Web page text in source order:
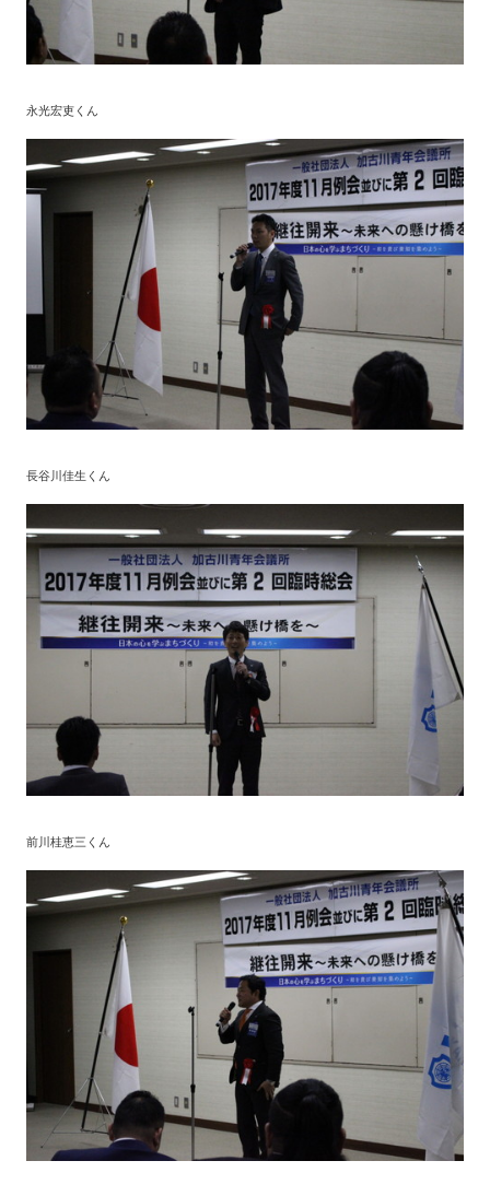
永光宏吏くん
長谷川佳生くん
前川桂恵三くん